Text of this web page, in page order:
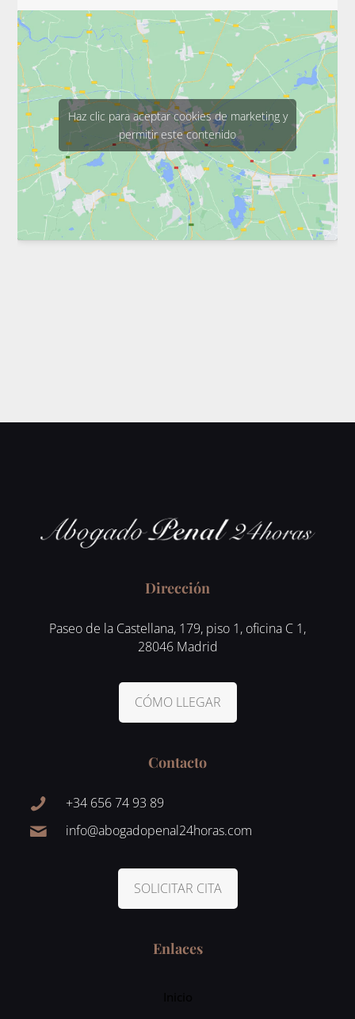
Haz clic para aceptar cookies de marketing y
permitir este contenido
Dirección
Paseo de la Castellana, 179, piso 1, oficina C 1,
28046 Madrid
CÓMO LLEGAR
Contacto
+34 656 74 93 89
info@abogadopenal24horas.com
SOLICITAR CITA
Enlaces